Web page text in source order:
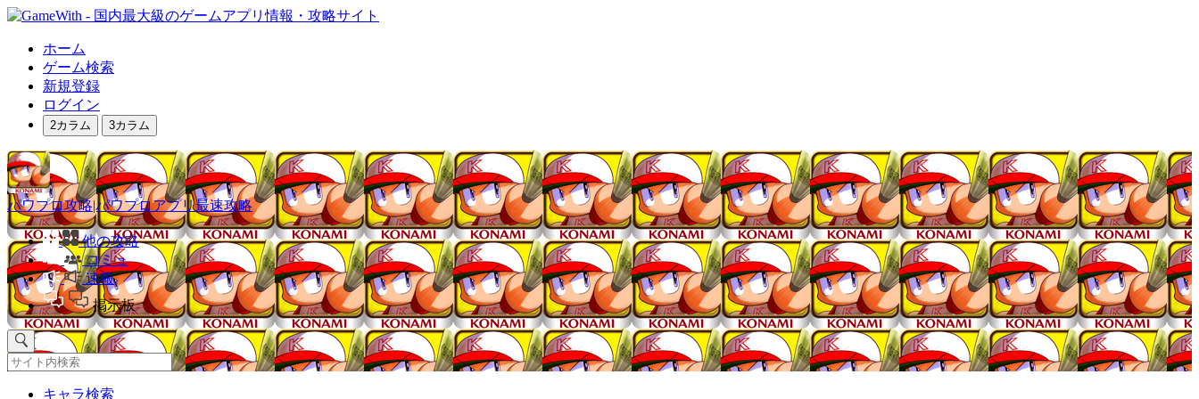
ホーム
ゲーム検索
新規登録
ログイン
2カラム 3カラム
パワプロ攻略|パワプロアプリ最速攻略
他の攻略
コミュ
速報
掲示板
キャラ検索